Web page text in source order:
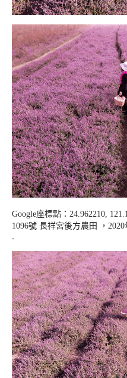
Google座標點：24.962210,
1096號 長祥宮後方農田 ，
.